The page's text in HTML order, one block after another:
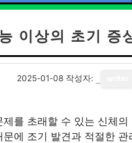
이상의 초기 증
2025-01-08 작성자:
를 초래할 수 있는 신체
에 조기 발견과 적절한 관